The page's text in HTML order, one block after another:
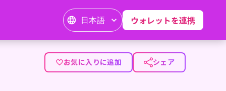
日本語 ウォレットを連携
お気に入りに追加 シェア